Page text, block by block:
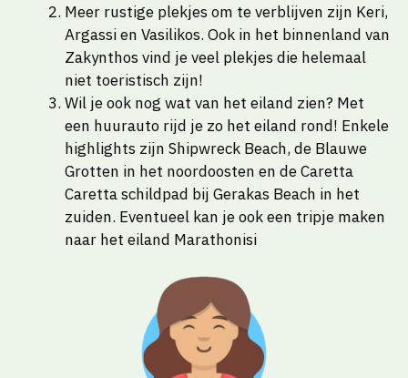
Meer rustige plekjes om te verblijven zijn Keri,
Argassi en Vasilikos. Ook in het binnenland van
Zakynthos vind je veel plekjes die helemaal
niet toeristisch zijn!
Wil je ook nog wat van het eiland zien? Met
een huurauto rijd je zo het eiland rond! Enkele
highlights zijn Shipwreck Beach, de Blauwe
Grotten in het noordoosten en de Caretta
Caretta schildpad bij Gerakas Beach in het
zuiden. Eventueel kan je ook een tripje maken
naar het eiland Marathonisi